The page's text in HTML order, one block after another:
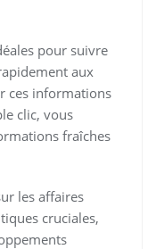
pour suivre
aux
ces informations
clic, vous
fraîches
les affaires
cruciales,